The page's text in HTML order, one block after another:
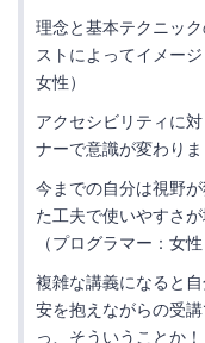
理念と基本テクニッ
ストによってイメー
女性）
アクセシビリティに
ナーで意識が変わり
今までの自分は視野
た工夫で使いやすさ
（プログラマー：女性
複雑な講義になると
安を抱えながらの受
っ、そういうことか